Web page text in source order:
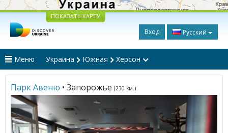
ПОКАЗАТЬ КАРТУ
Вход Русский
Меню Украина Южная Херсон
Парк Авеню • Запорожье (230 км.)